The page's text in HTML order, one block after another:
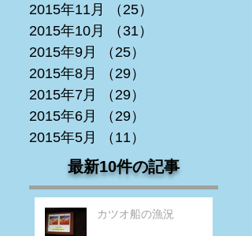
2015年11月 （25）
2015年10月
（31）
2015年9月
（25）
2015年8月
（29）
2015年7月
（29）
2015年6月
（29）
2015年5月
（11）
最新10件の記事
カツオ船の漁況